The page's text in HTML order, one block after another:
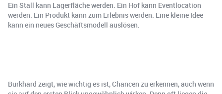
Ein Stall kann Lagerfläche werden. Ein Hof kann Eventlocation
werden. Ein Produkt kann zum Erlebnis werden. Eine kleine Idee
kann ein neues Geschäftsmodell auslösen.
Burkhard zeigt, wie wichtig es ist, Chancen zu erkennen, auch wenn